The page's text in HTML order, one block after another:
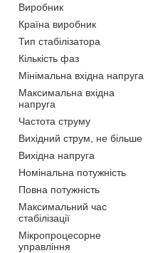
Виробник
Країна виробник
Тип стабілізатора
Кількість фаз
Мінімальна вхідна напруга
Максимальна вхідна
напруга
Частота струму
Вихідний струм, не більше
Вихідна напруга
Номінальна потужність
Повна потужність
Максимальний час
стабілізації
Мікропроцесорне
управління